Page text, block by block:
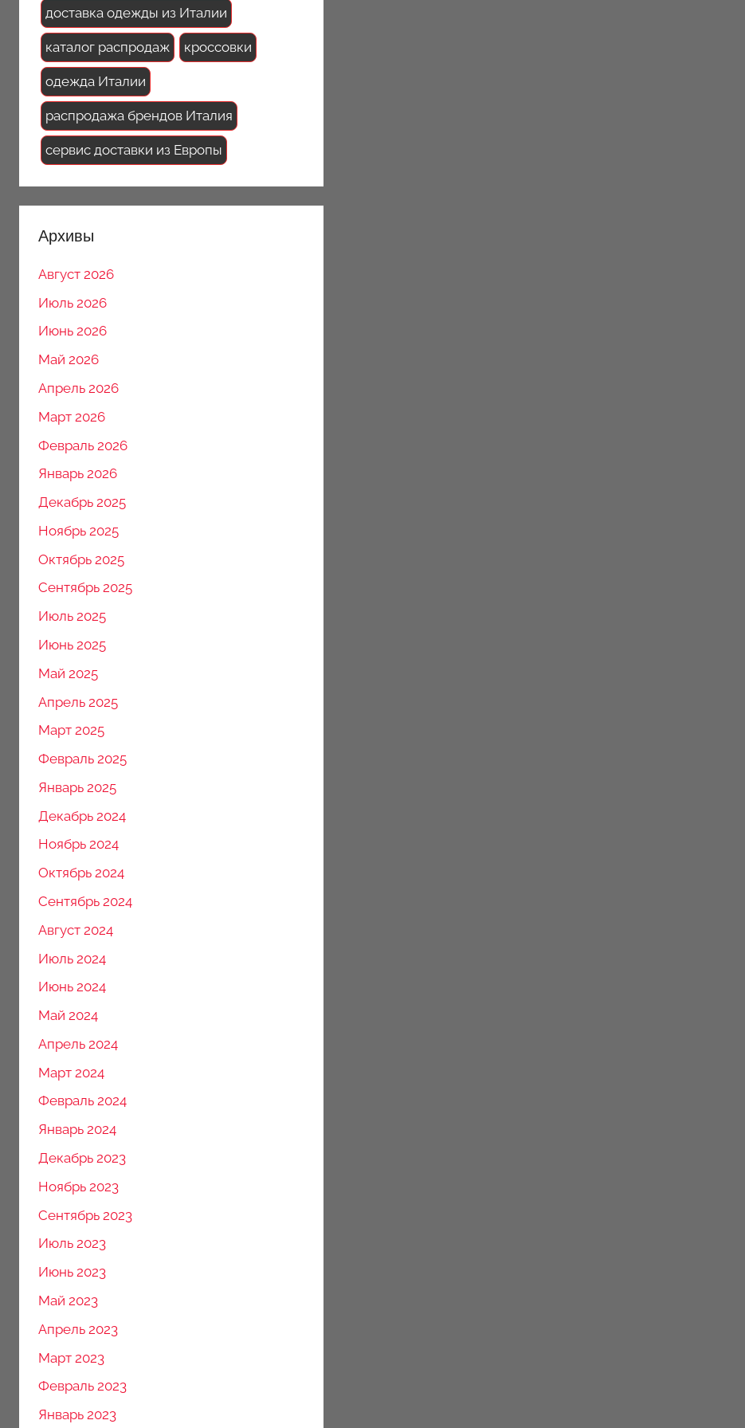
доставка одежды из Италии
каталог распродаж кроссовки
одежда Италии
распродажа брендов Италия
сервис доставки из Европы
Архивы
Август 2026
Июль 2026
Июнь 2026
Май 2026
Апрель 2026
Март 2026
Февраль 2026
Январь 2026
Декабрь 2025
Ноябрь 2025
Октябрь 2025
Сентябрь 2025
Июль 2025
Июнь 2025
Май 2025
Апрель 2025
Март 2025
Февраль 2025
Январь 2025
Декабрь 2024
Ноябрь 2024
Октябрь 2024
Сентябрь 2024
Август 2024
Июль 2024
Июнь 2024
Май 2024
Апрель 2024
Март 2024
Февраль 2024
Январь 2024
Декабрь 2023
Ноябрь 2023
Сентябрь 2023
Июль 2023
Июнь 2023
Май 2023
Апрель 2023
Март 2023
Февраль 2023
Январь 2023